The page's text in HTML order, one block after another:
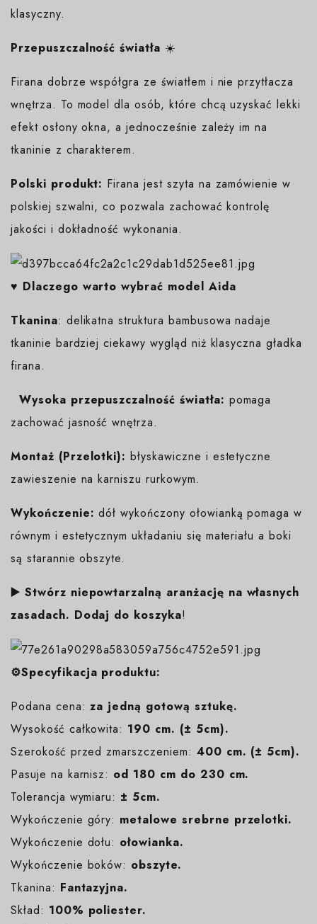
klasyczny.
Przepuszczalność światła ☀️
Firana dobrze współgra ze światłem i nie przytłacza
wnętrza. To model dla osób, które chcą uzyskać lekki
efekt osłony okna, a jednocześnie zależy im na
tkaninie z charakterem.
Polski produkt: Firana jest szyta na zamówienie w
polskiej szwalni, co pozwala zachować kontrolę
jakości i dokładność wykonania.
♥️ Dlaczego warto wybrać model Aida
Tkanina: delikatna struktura bambusowa nadaje
tkaninie bardziej ciekawy wygląd niż klasyczna gładka
firana.
Wysoka przepuszczalność światła: pomaga
zachować jasność wnętrza.
Montaż (Przelotki): błyskawiczne i estetyczne
zawieszenie na karniszu rurkowym.
Wykończenie: dół wykończony ołowianką pomaga w
równym i estetycznym układaniu się materiału a boki
są starannie obszyte.
▶️ Stwórz niepowtarzalną aranżację na własnych
zasadach. Dodaj do koszyka!
⚙️Specyfikacja produktu:
Podana cena: za jedną gotową sztukę.
Wysokość całkowita: 190 cm. (± 5cm).
Szerokość przed zmarszczeniem: 400 cm. (± 5cm).
Pasuje na karnisz: od 180 cm do 230 cm.
Tolerancja wymiaru: ± 5cm.
Wykończenie góry: metalowe srebrne przelotki.
Wykończenie dołu: ołowianka.
Wykończenie boków: obszyte.
Tkanina: Fantazyjna.
Skład: 100% poliester.